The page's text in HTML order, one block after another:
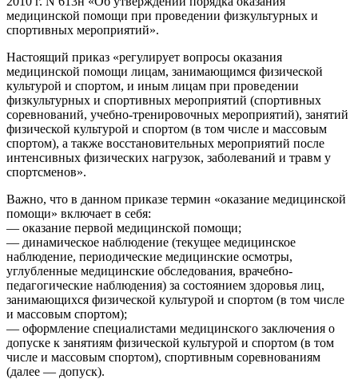
медицинской помощи при проведении физкультурных и
спортивных мероприятий».
Настоящий приказ «регулирует вопросы оказания
медицинской помощи лицам, занимающимся физической
культурой и спортом, и иным лицам при проведении
физкультурных и спортивных мероприятий (спортивных
соревнований, учебно-тренировочных мероприятий), занятий
физической культурой и спортом (в том числе и массовым
спортом), а также восстановительных мероприятий после
интенсивных физических нагрузок, заболеваний и травм у
спортсменов».
Важно, что в данном приказе термин «оказание медицинской
помощи» включает в себя:
— оказание первой медицинской помощи;
— динамическое наблюдение (текущее медицинское
наблюдение, периодические медицинские осмотры,
углубленные медицинские обследования, врачебно-
педагогические наблюдения) за состоянием здоровья лиц,
занимающихся физической культурой и спортом (в том числе
и массовым спортом);
— оформление специалистами медицинского заключения о
допуске к занятиям физической культурой и спортом (в том
числе и массовым спортом), спортивным соревнованиям
(далее — допуск).